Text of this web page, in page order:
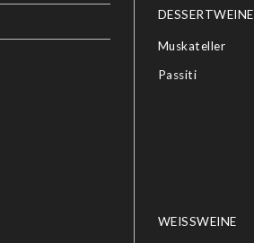
DESSERTWEINE
Muskateller
Passiti
WEISSWEINE